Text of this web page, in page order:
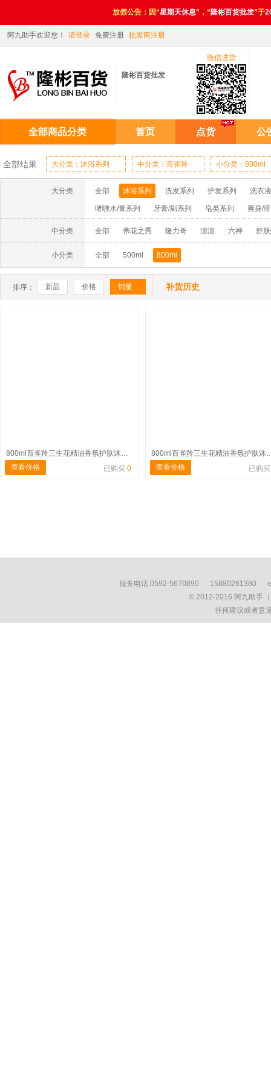
放假公告：因“星期天休息”，“隆彬百货批发”于
阿九助手欢迎您！ 请登录 免费注册 批发商注册
隆彬百货批发
微信进货
全部商品分类 首页 点货 公
全部结果 大分类：沐浴系列 中分类：百雀羚 小分类：800ml
大分类 全部 沐浴系列 洗发系列 护发系列 洗衣
啫喱水/膏系列 牙膏/刷系列 皂类系列 爽身/
厨房/油污系列 玻璃/地板清洁系列 洁厕/管道系
中分类 全部 蒂花之秀 隆力奇 澎澎 六神 舒
小分类 全部 500ml 800ml
排序： 新品 价格 销量 补货历史
800ml百雀羚三生花精油香氛护肤沐浴露（茉莉盈润）
查看价格
已购买 0
800ml百雀羚三生花精油
查看价格
已购
服务电话:0592-5670890 15880261380 e-
© 2012-2016 阿九助手
任何建议或者意